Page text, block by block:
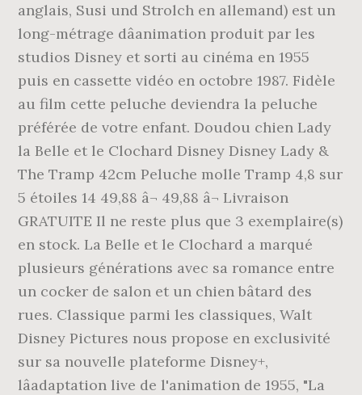
anglais, Susi und Strolch en allemand) est un
long-métrage dâanimation produit par les
studios Disney et sorti au cinéma en 1955
puis en cassette vidéo en octobre 1987. Fidèle
au film cette peluche deviendra la peluche
préférée de votre enfant. Doudou chien Lady
la Belle et le Clochard Disney Disney Lady &
The Tramp 42cm Peluche molle Tramp 4,8 sur
5 étoiles 14 49,88 â¬ 49,88 â¬ Livraison
GRATUITE Il ne reste plus que 3 exemplaire(s)
en stock. La Belle et le Clochard a marqué
plusieurs générations avec sa romance entre
un cocker de salon et un chien bâtard des
rues. Classique parmi les classiques, Walt
Disney Pictures nous propose en exclusivité
sur sa nouvelle plateforme Disney+,
lâadaptation live de l'animation de 1955, "La